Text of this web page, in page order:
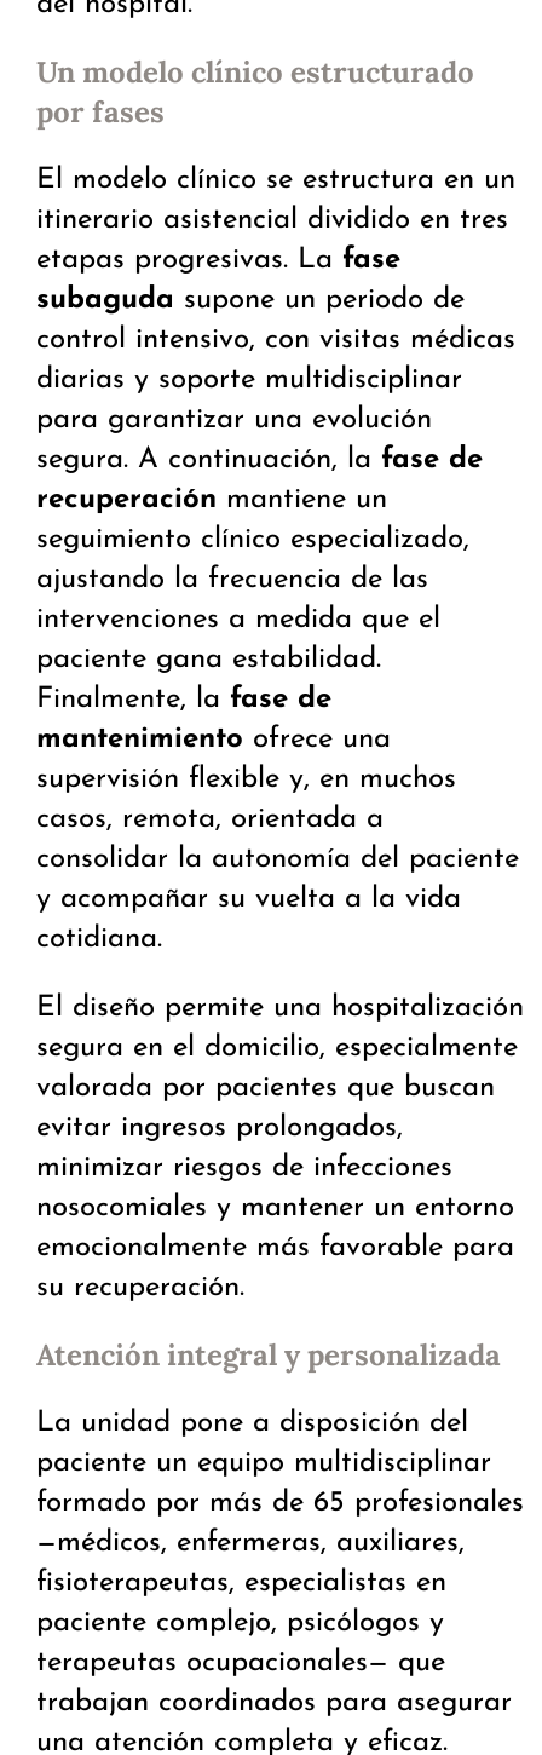
Un modelo clínico estructurado
por fases
El modelo clínico se estructura en un
itinerario asistencial dividido en tres
etapas progresivas. La fase
subaguda supone un periodo de
control intensivo, con visitas médicas
diarias y soporte multidisciplinar
para garantizar una evolución
segura. A continuación, la fase de
recuperación mantiene un
seguimiento clínico especializado,
ajustando la frecuencia de las
intervenciones a medida que el
paciente gana estabilidad.
Finalmente, la fase de
mantenimiento ofrece una
supervisión flexible y, en muchos
casos, remota, orientada a
consolidar la autonomía del paciente
y acompañar su vuelta a la vida
cotidiana.
El diseño permite una hospitalización
segura en el domicilio, especialmente
valorada por pacientes que buscan
evitar ingresos prolongados,
minimizar riesgos de infecciones
nosocomiales y mantener un entorno
emocionalmente más favorable para
su recuperación.
Atención integral y personalizada
La unidad pone a disposición del
paciente un equipo multidisciplinar
formado por más de 65 profesionales
—médicos, enfermeras, auxiliares,
fisioterapeutas, especialistas en
paciente complejo, psicólogos y
terapeutas ocupacionales— que
trabajan coordinados para asegurar
una atención completa y eficaz.